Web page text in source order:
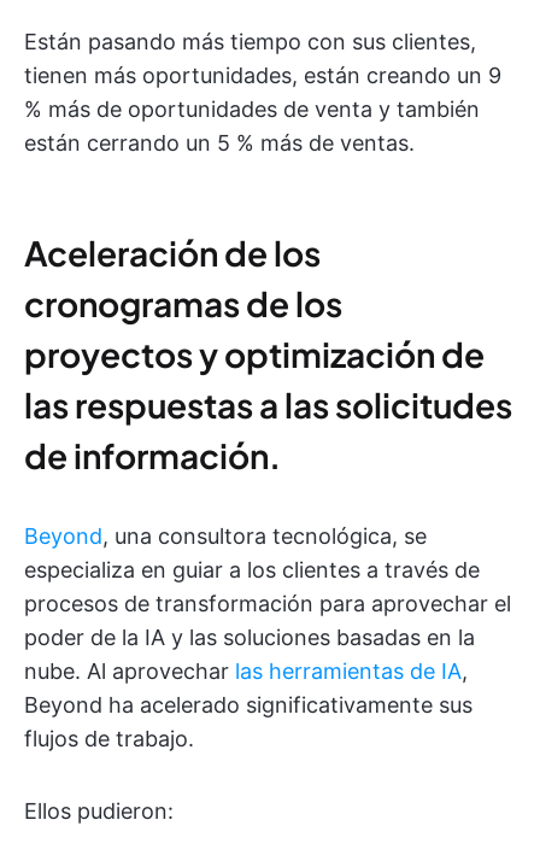
Están pasando más tiempo con sus clientes,
tienen más oportunidades, están creando un 9
% más de oportunidades de venta y también
están cerrando un 5 % más de ventas.
Aceleración de los
cronogramas de los
proyectos y optimización de
las respuestas a las solicitudes
de información.
Beyond, una consultora tecnológica, se
especializa en guiar a los clientes a través de
procesos de transformación para aprovechar el
poder de la IA y las soluciones basadas en la
nube. Al aprovechar las herramientas de IA,
Beyond ha acelerado significativamente sus
flujos de trabajo.
Ellos pudieron: